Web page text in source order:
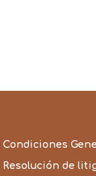
Condiciones
Resolución de